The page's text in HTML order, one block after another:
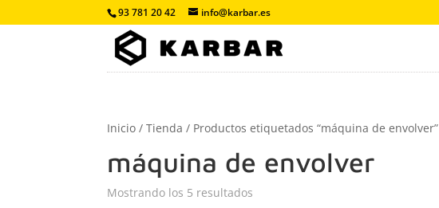
93 781 20 42 info@karbar.es
Inicio /Tienda / Productos etiquetados “máquina de envolver”
máquina de envolver
Mostrando los 5 resultados